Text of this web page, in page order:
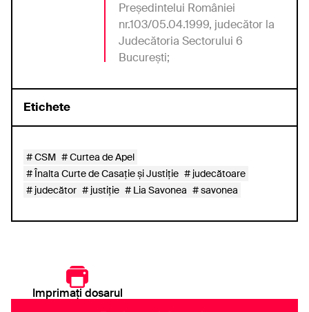
Imprimați dosarul
Preşedintelui României
nr.103/05.04.1999, judecător la
Judecătoria Sectorului 6
Bucureşti;
Etichete
CSM
Curtea de Apel
Înalta Curte de Casație și Justiție
judecătoare
judecător
justiție Lia Savonea savonea